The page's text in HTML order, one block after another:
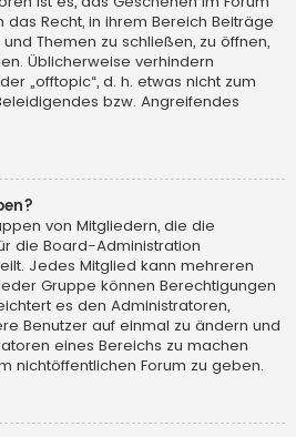
Recht, in ihrem Bereich Beiträge
Themen zu schließen, zu öffnen,
Üblicherweise verhindern
„offtopic“, d. h. etwas nicht zum
bzw. Angreifendes
von Mitgliedern, die die
die Board-Administration
Jedes Mitglied kann mehreren
Gruppe können Berechtigungen
es den Administratoren,
Benutzer auf einmal zu ändern und
eines Bereichs zu machen
nichtöffentlichen Forum zu geben.